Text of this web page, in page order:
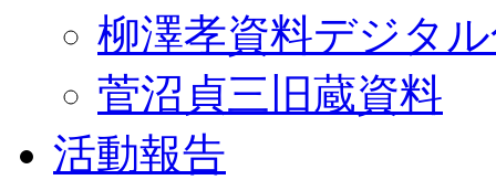
柳澤孝資料デジタ
菅沼貞三旧蔵資料
活動報告